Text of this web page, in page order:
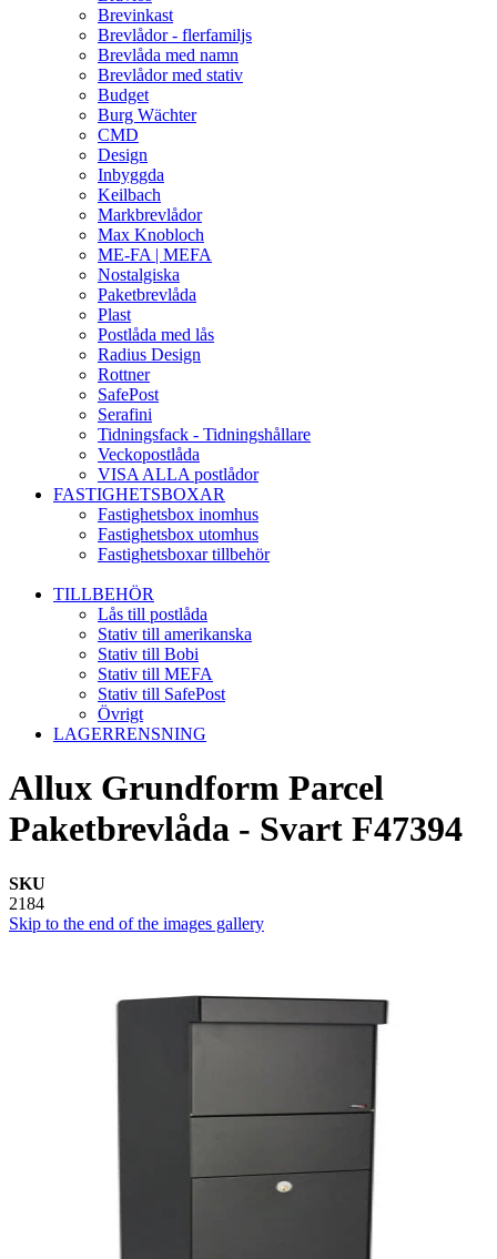
Brevinkast
Brevlådor - flerfamiljs
Brevlåda med namn
Brevlådor med stativ
Budget
Burg Wächter
CMD
Design
Inbyggda
Keilbach
Markbrevlådor
Max Knobloch
ME-FA | MEFA
Nostalgiska
Paketbrevlåda
Plast
Postlåda med lås
Radius Design
Rottner
SafePost
Serafini
Tidningsfack - Tidningshållare
Veckopostlåda
VISA ALLA postlådor
FASTIGHETSBOXAR
Fastighetsbox inomhus
Fastighetsbox utomhus
Fastighetsboxar tillbehör
TILLBEHÖR
Lås till postlåda
Stativ till amerikanska
Stativ till Bobi
Stativ till MEFA
Stativ till SafePost
Övrigt
LAGERRENSNING
Allux Grundform Parcel
Paketbrevlåda - Svart F47394
SKU
2184
Skip to the end of the images gallery